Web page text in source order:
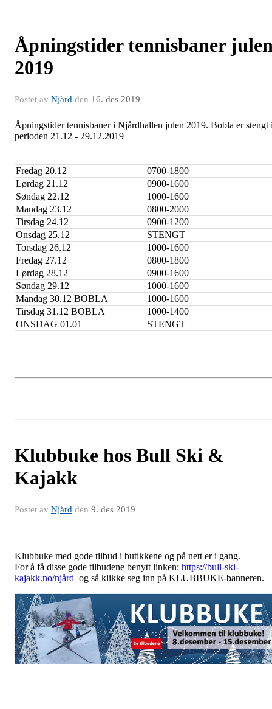
Åpningstider tennisbaner
2019
Postet av Njård den 16. des 2019
Åpningstider tennisbaner i Njårdhallen julen 2019. Bobla er stengt
perioden 21.12 - 29.12.2019
Fredag 20.12
0700-1800
Lørdag 21.12
0900-1600
Søndag 22.12
1000-1600
Mandag 23.12
0800-2000
Tirsdag 24.12
0900-1200
Onsdag 25.12
STENGT
Torsdag 26.12
1000-1600
Fredag 27.12
0800-1800
Lørdag 28.12
0900-1600
Søndag 29.12
1000-1600
Mandag 30.12 BOBLA
1000-1600
Tirsdag 31.12 BOBLA
1000-1400
ONSDAG 01.01
STENGT
Klubbuke hos Bull Ski &
Kajakk
Postet av Njård den 9. des 2019
Klubbuke med gode tilbud i butikkene og på nett er i gang.
For å få disse gode tilbudene benytt linken: https://bull-ski-
kajakk.no/njård og så klikke seg inn på KLUBBUKE-banneren.